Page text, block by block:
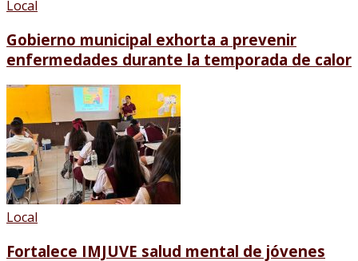
Local
Gobierno municipal exhorta a prevenir
enfermedades durante la temporada de calor
Local
Fortalece IMJUVE salud mental de jóvenes